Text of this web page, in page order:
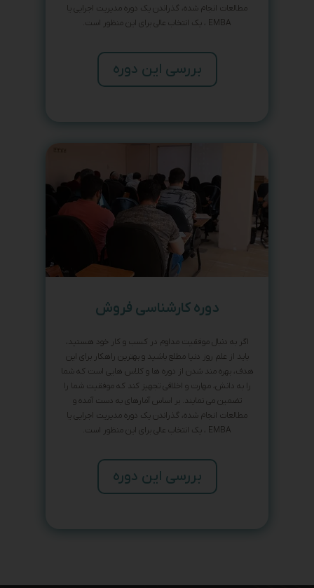
مطالعات انجام شده، گذراندن یک دوره مدیریت اجرایی یا
EMBA ، یک انتخاب عالی برای این منظور است.
بررسی این دوره
دوره کارشناسی فروش
اگر به دنبال موفقیت مداوم در کسب و کار خود هستید،
باید از علم روز دنیا مطلع باشید و بهترین راهکار برای این
هدف، بهره مند شدن از دوره ها و کلاس هایی است که شما
را به دانش، مهارت و اخلاقی تجهیز کند که موفقیت شما را
تضمین می نمایند. بر اساس آمارهای به دست آمده و
مطالعات انجام شده، گذراندن یک دوره مدیریت اجرایی یا
EMBA ، یک انتخاب عالی برای این منظور است.
بررسی این دوره